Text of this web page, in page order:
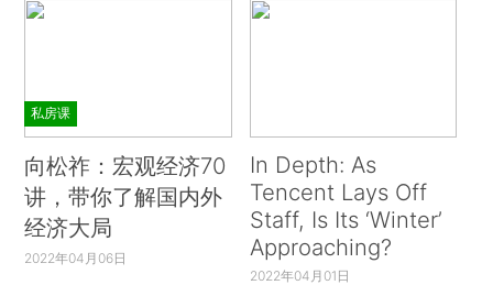
私房课
向松祚：宏观经济70
讲，带你了解国内外
经济大局
2022年04月06日
In Depth: As
Tencent Lays Off
Staff, Is Its ‘Winter’
Approaching?
2022年04月01日